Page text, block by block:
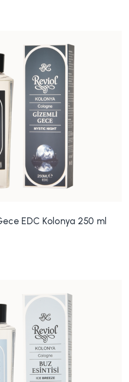
EDC Kolonya 250 ml